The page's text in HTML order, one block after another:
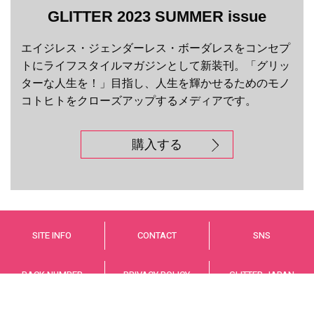
GLITTER 2023 SUMMER issue
エイジレス・ジェンダーレス・ボーダレスをコンセプ
トにライフスタイルマガジンとして新装刊。「グリッ
ターな人生を！」目指し、人生を輝かせるためのモノ
コトヒトをクローズアップするメディアです。
購入する
SITE INFO CONTACT SNS
BACK NUMBER PRIVACY POLICY GLITTER JAPAN